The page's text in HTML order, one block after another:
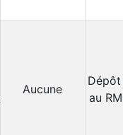
Aucune
au